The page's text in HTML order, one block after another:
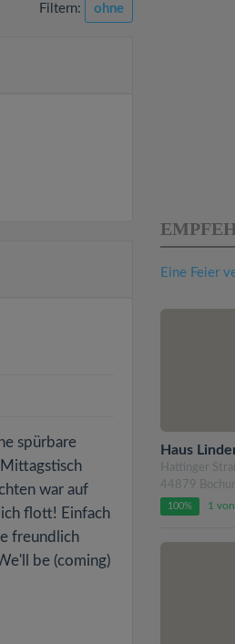
Filtern: ohne
spürbare
war auf
flott! Einfach
freundlich
be (coming)
Eine Feier
Haus
Hattinger
44879
100% 1